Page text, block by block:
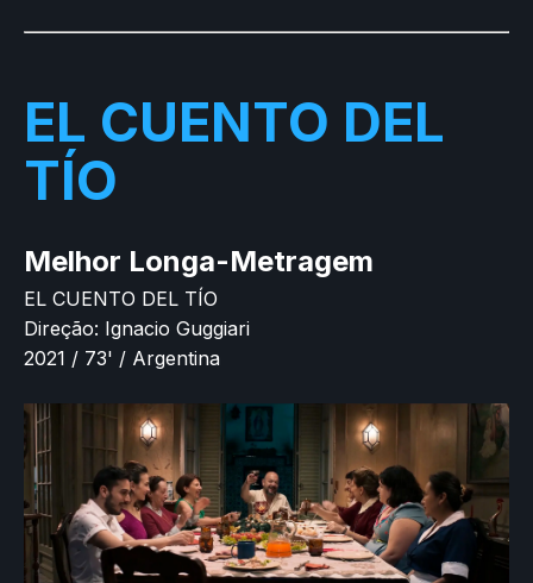
EL CUENTO DEL
TÍO
Melhor Longa-Metragem
EL CUENTO DEL TÍO
Direção: Ignacio Guggiari
2021 / 73' / Argentina